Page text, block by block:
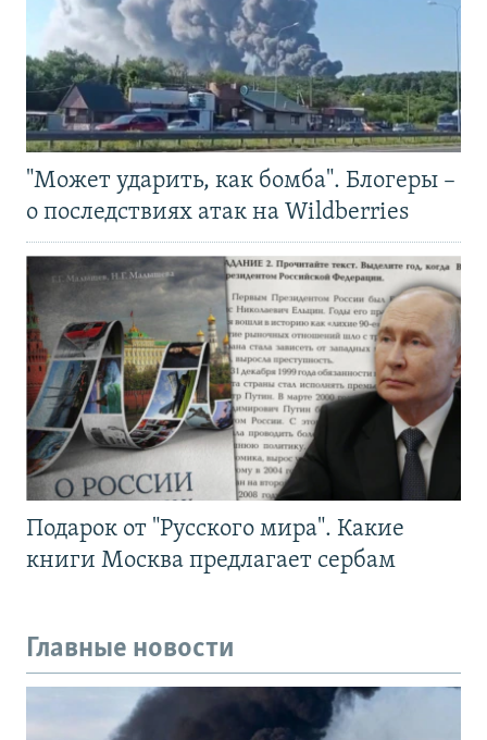
"Может ударить, как бомба". Блогеры –
о последствиях атак на Wildberries
Подарок от "Русского мира". Какие
книги Москва предлагает сербам
Главные новости